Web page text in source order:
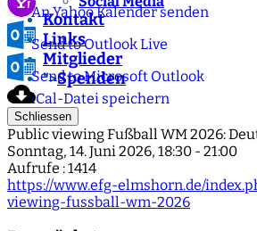
Kontakt
Links
Mitglieder
">Spenden
An Yahoo Kalender senden
Send to Outlook Live
Send to Microsoft Outlook
iCal-Datei speichern
Schliessen
Public viewing Fußball WM 2026:
Sonntag, 14. Juni 2026, 18:30 - 21:00
Aufrufe : 1414
https://www.efg-elmshorn.de/
viewing-fussball-wm-2026